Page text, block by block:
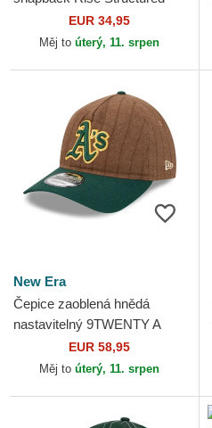
Oakland Athletics MLB Nike
EUR 34,95
Měj to úterý, 11. srpen
New Era
Čepice zaoblená hnědá
nastavitelný 9TWENTY A
Frame Wool Pinstripe
Oakland Athletics MLB New
EUR 58,95
Měj to úterý, 11. srpen